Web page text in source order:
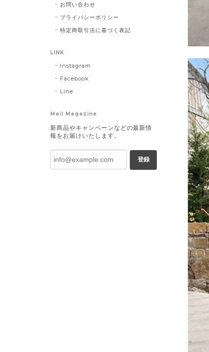
お問い合わせ
プライバシーポリシー
特定商取引法に基づく表記
LINK
Instagram
Facebook
Line
Mail Magazine
新商品やキャンペーンなどの最新情
報をお届けいたします。
登録